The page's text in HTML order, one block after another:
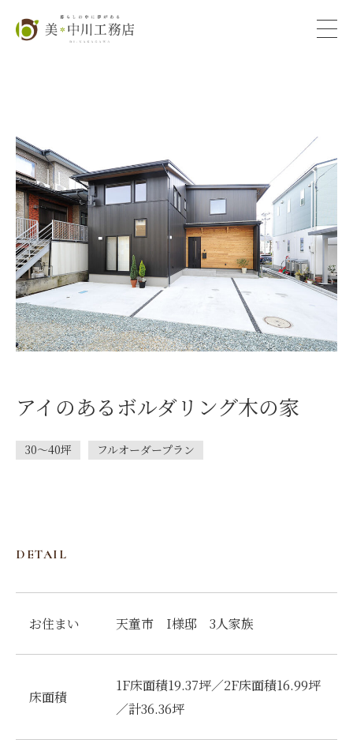
アイのあるボルダリング木の家
30～40坪 フルオーダープラン
DETAIL
お住まい 天童市 I様邸 3人家族
床面積
1F床面積19.37坪／2F床面積16.99坪
／計36.36坪